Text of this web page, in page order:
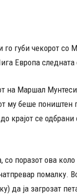
губи чекорот со
Европа следната
на Маршал
му беше
крајот се одбрани
поразот ова коло
помалку.
да ја загрозат